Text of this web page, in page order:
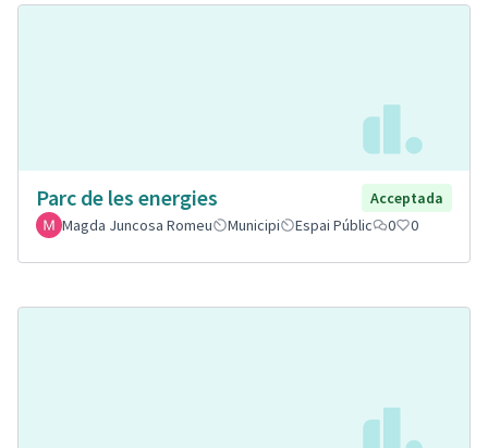
Parc de les energies
Acceptada
Magda Juncosa Romeu
Municipi Espai Públic 0 0